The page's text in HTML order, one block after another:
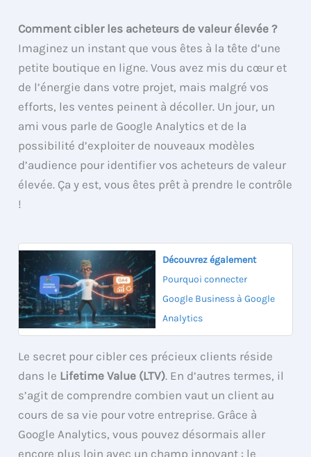
Comment cibler les acheteurs de valeur élevée ?
Imaginez un instant que vous êtes à la tête d’une
petite boutique en ligne. Vous avez mis du cœur et
de l’énergie dans votre projet, mais malgré vos
efforts, les ventes peinent à décoller. Un jour, un
ami vous parle de Google Analytics et de la
possibilité d’exploiter de nouveaux modèles
d’audience pour identifier vos acheteurs de valeur
élevée. Ça y est, vous êtes prêt à prendre le contrôle
!
Découvrez également
Pourquoi connecter
Google Business à Google
Analytics
Le secret pour cibler ces précieux clients réside
dans le Lifetime Value (LTV). En d’autres termes, il
s’agit de comprendre combien vaut un client au
cours de sa vie pour votre entreprise. Grâce à
Google Analytics, vous pouvez désormais aller
encore plus loin avec un champ innovant : le